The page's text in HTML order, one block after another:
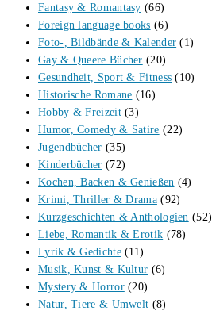
Fantasy & Romantasy (66)
Foreign language books (6)
Foto-, Bildbände & Kalender (1)
Gay & Queere Bücher (20)
Gesundheit, Sport & Fitness (10)
Historische Romane (16)
Hobby & Freizeit (3)
Humor, Comedy & Satire (22)
Jugendbücher (35)
Kinderbücher (72)
Kochen, Backen & Genießen (4)
Krimi, Thriller & Drama (92)
Kurzgeschichten & Anthologien (52)
Liebe, Romantik & Erotik (78)
Lyrik & Gedichte (11)
Musik, Kunst & Kultur (6)
Mystery & Horror (20)
Natur, Tiere & Umwelt (8)